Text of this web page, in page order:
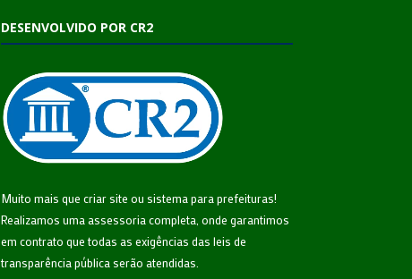
DESENVOLVIDO POR CR2
Muito mais que criar site ou sistema para prefeituras!
Realizamos uma assessoria completa, onde garantimos
em contrato que todas as exigências das leis de
transparência pública serão atendidas.